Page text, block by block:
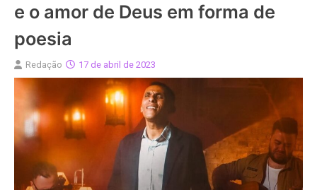
e o amor de Deus em forma de
poesia
Redação 17 de abril de 2023